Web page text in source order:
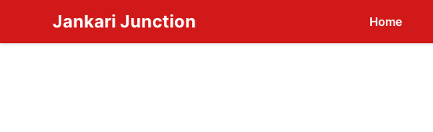
content
Jankari Junction Home